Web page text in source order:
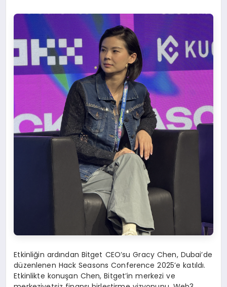
Etkinliğin ardından Bitget CEO’su Gracy Chen, Dubai’de
düzenlenen Hack Seasons Conference 2025’e katıldı.
Etkinlikte konuşan Chen, Bitget’in merkezi ve